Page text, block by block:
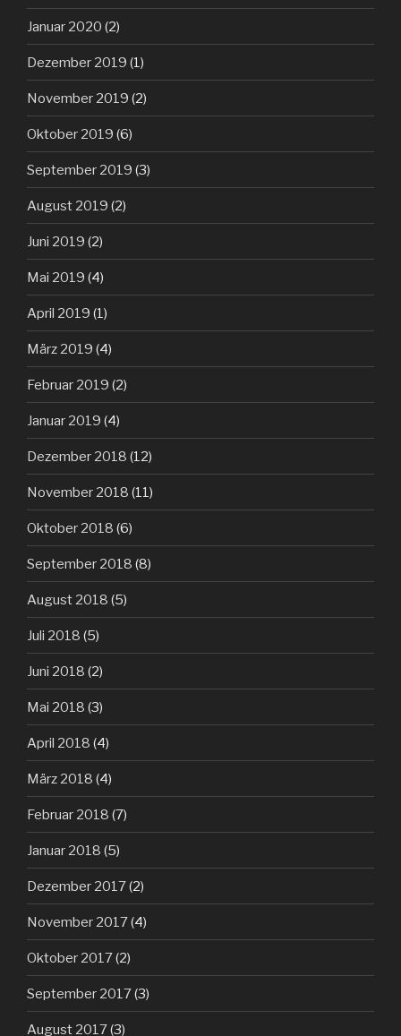
Januar 2020 (2)
Dezember 2019 (1)
November 2019 (2)
Oktober 2019 (6)
September 2019 (3)
August 2019 (2)
Juni 2019 (2)
Mai 2019 (4)
April 2019 (1)
März 2019 (4)
Februar 2019 (2)
Januar 2019 (4)
Dezember 2018 (12)
November 2018 (11)
Oktober 2018 (6)
September 2018 (8)
August 2018 (5)
Juli 2018 (5)
Juni 2018 (2)
Mai 2018 (3)
April 2018 (4)
März 2018 (4)
Februar 2018 (7)
Januar 2018 (5)
Dezember 2017(2)
November 2017(4)
Oktober 2017(2)
September 2017(3)
August 2017(3)